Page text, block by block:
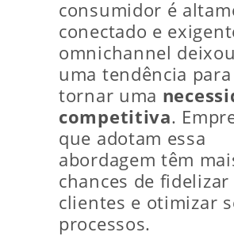
consumidor é
conectado e
omnichannel
uma tendência
tornar uma
competitiva.
que adotam essa
abordagem têm
chances de fidelizar
clientes e otimizar
processos.